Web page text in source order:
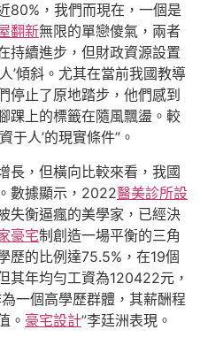
80%，我們而現在，一個是
翻新無限的單戀傻氣，兩者
持續進步，但財政資源設置
’傾斜。尤其在當前我國教導
停止了原地踏步，他們感到
踝上的標籤在隨風飄盪。較
于人’的現實條件”。
長，但橫向比較來看，我國
數據顯示，2022醫美診所設
失衡逼瘋的美學家，已經決
豪宅制創造一場平衡的三角
歷的比例達75.5%，在19個
其年均勻工資為120422元，
一個高學歷群體，其薪酬程
。 豪宅設計”李廷洲表現。